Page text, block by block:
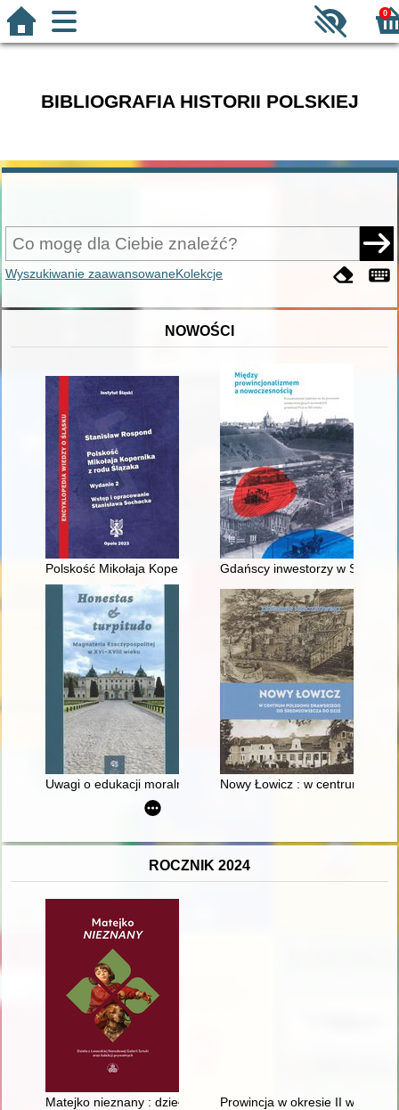
0
BIBLIOGRAFIA HISTORII POLSKIEJ
Wyszukiwanie zaawansowaneKolekcje
NOWOŚCI
Polskość Mikołaja Kopernika z rodu Ślązaka
Gdańscy inwestorzy w
Uwagi o edukacji moralnej synów szlacheckich w XVI-
Nowy Łowicz : w centrum
ROCZNIK 2024
Matejko nieznany : dzieła z Lwowskiej Narodowej Galerii
Prowincja w okresie II wojny